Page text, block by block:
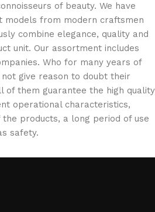
of beauty. We have
models from modern craftsmen
combine elegance, quality and
unit. Our assortment includes
Who for many years of
give reason to doubt their
of them guarantee the high quality
operational characteristics,
products, a long period of use
safety.